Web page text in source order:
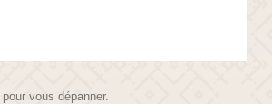
vous dépanner.